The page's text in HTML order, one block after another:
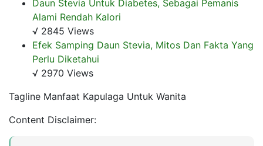
Daun Stevia Untuk Diabetes, Sebagai Pemanis
Alami Rendah Kalori
√ 2845 Views
Efek Samping Daun Stevia, Mitos Dan Fakta Yang
Perlu Diketahui
√ 2970 Views
Tagline Manfaat Kapulaga Untuk Wanita
Content Disclaimer: